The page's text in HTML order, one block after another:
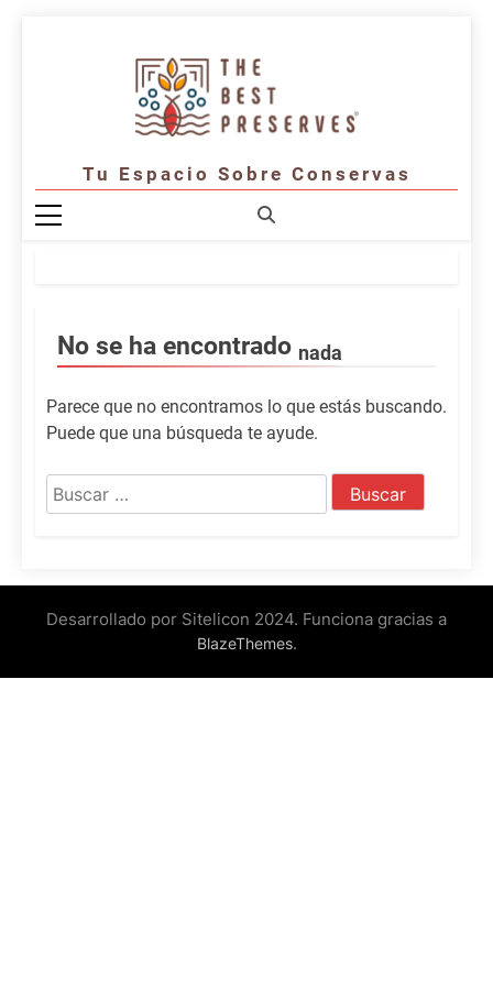
Tu Espacio Sobre Conservas
No se ha encontrado nada
Parece que no encontramos lo que estás buscando.
Puede que una búsqueda te ayude.
Buscar:
Desarrollado por Sitelicon 2024. Funciona gracias a
BlazeThemes.